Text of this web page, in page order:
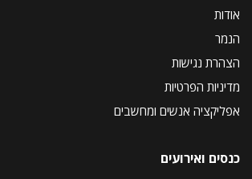
אודות
הנמר
הצהרת נגישות
מדיניות הפרטיות
אפליקציה אנשים ומחשבים
כנסים ואירועים